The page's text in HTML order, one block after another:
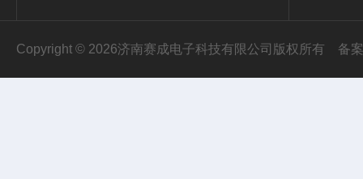
Copyright © 2026济南赛成电子科技有限公司版权所有 备